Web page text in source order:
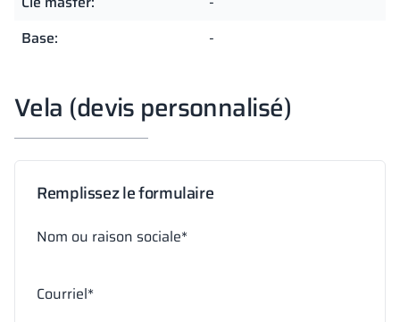
Base:
-
Vela (devis personnalisé)
Remplissez le formulaire
Nom ou raison sociale*
Courriel*